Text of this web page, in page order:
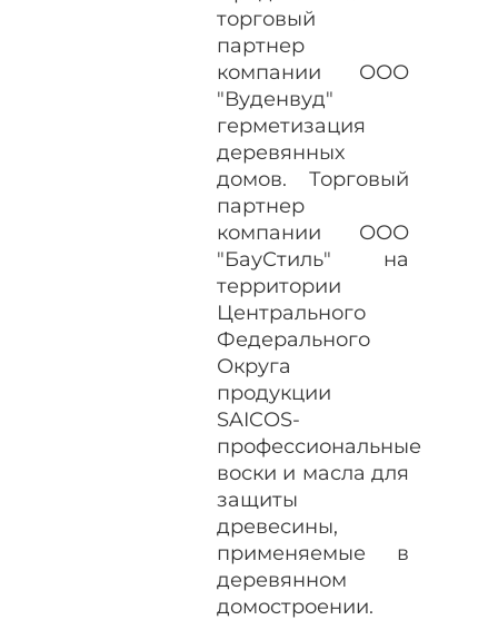
торговый
партнер
компании ООО
"Вуденвуд"
герметизация
деревянных
домов. Торговый
партнер
компании ООО
"БауСтиль" на
территории
Центрального
Федерального
Округа
продукции
SAICOS-
профессиональные
воски и масла для
защиты
древесины,
применяемые в
деревянном
домостроении.